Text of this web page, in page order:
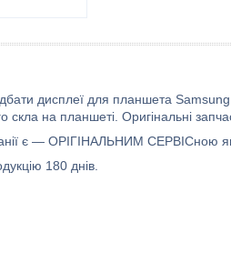
дисплеї для планшета
скла на планшеті. Оригінальні
є — ОРІГІНАЛЬНИМ СЕРВІСною
180 днів.